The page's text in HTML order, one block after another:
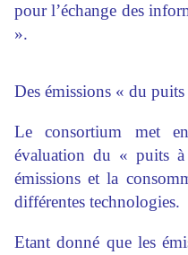
pour l’échange des
».
Des émissions « du
Le consortium met
évaluation du « puits
émissions et la
différentes technologies.
Etant donné que les